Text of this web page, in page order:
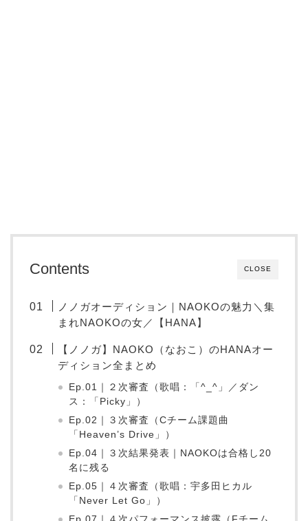
CLOSE
Contents
ノノガオーディション｜NAOKOの魅力＼集
まれNAOKOの女／【HANA】
【ノノガ】NAOKO（なおこ）のHANAオー
ディション全まとめ
Ep.01｜２次審査（歌唱：「^_^」／ダン
ス：「Picky」）
Ep.02｜３次審査（Cチーム課題曲
「Heaven’s Drive」）
Ep.04｜３次結果発表｜NAOKOは合格し20
名に残る
Ep.05｜４次審査（歌唱：宇多田ヒカル
「Never Let Go」）